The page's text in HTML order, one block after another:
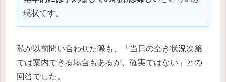
現状です。
私が以前問い合わせた際も、「当日の空き状況次第
では案内できる場合もあるが、確実ではない」との
回答でした。